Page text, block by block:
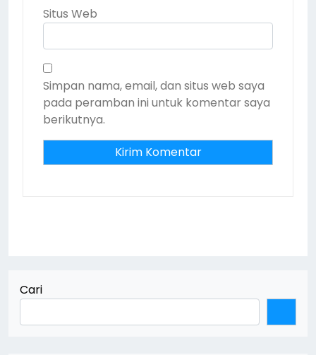
Situs Web
Simpan nama, email, dan situs web saya
pada peramban ini untuk komentar saya
berikutnya.
Cari